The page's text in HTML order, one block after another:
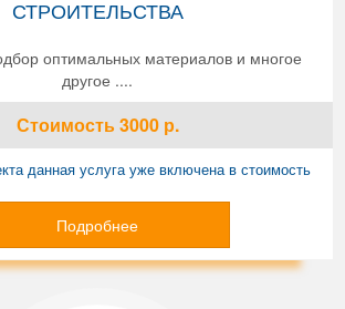
СТРОИТЕЛЬСТВА
оптимальных материалов и многое
другое ....
Стоимость3000р.
данная услуга уже включена в стоимость
Подробнее